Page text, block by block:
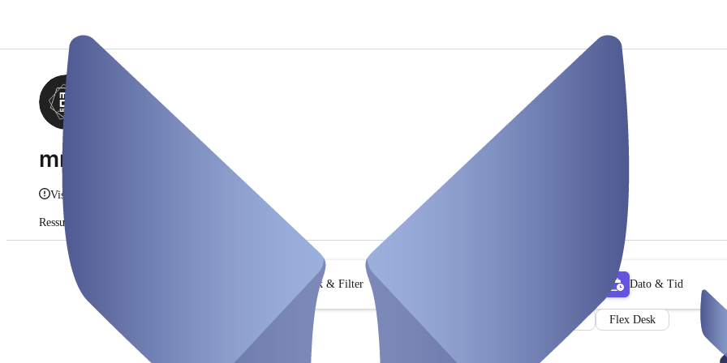
mmco.work
Vis info
Ressurser
Søk & Filter Dato & Tid
Flex Desk